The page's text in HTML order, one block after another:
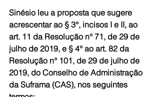
Sinésio leu a proposta que sugere
acrescentar ao § 3°, incisos I e II, ao
art. 11 da Resolução n° 71, de 29 de
julho de 2019, e § 4° ao art. 82 da
Resolução n° 101, de 29 de julho de
2019, do Conselho de Administração
da Suframa (CAS), nos seguintes